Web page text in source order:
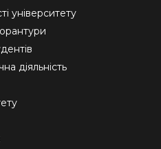
університету
діяльність